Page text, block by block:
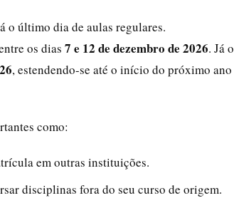
o último dia de aulas regulares.
os dias 7 e 12 de dezembro de 2026. Já o
, estendendo-se até o início do próximo ano
como:
em outras instituições.
disciplinas fora do seu curso de origem.